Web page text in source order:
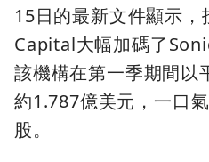
15日的最新文件顯示
Capital大幅加碼了
該機構在第一季期間以
約1.787億美元，一口
股。